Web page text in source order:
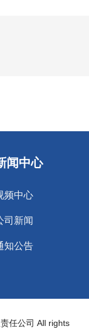
闻中心
频中心
司新闻
知公告
任公司 All rights